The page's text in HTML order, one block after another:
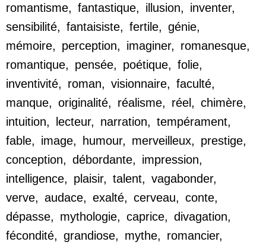
romantisme, fantastique, illusion, inventer,
sensibilité, fantaisiste, fertile, génie,
mémoire, perception, imaginer, romanesque,
romantique, pensée, poétique, folie,
inventivité, roman, visionnaire, faculté,
manque, originalité, réalisme, réel, chimère,
intuition, lecteur, narration, tempérament,
fable, image, humour, merveilleux, prestige,
conception, débordante, impression,
intelligence, plaisir, talent, vagabonder,
verve, audace, exalté, cerveau, conte,
dépasse, mythologie, caprice, divagation,
fécondité, grandiose, mythe, romancier,